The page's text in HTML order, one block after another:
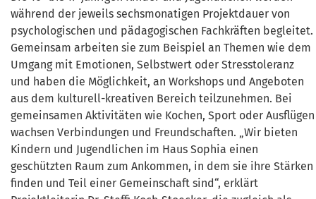
während der jeweils sechsmonatigen Projektdauer von
psychologischen und pädagogischen Fachkräften begleitet.
Gemeinsam arbeiten sie zum Beispiel an Themen wie dem
Umgang mit Emotionen, Selbstwert oder Stresstoleranz
und haben die Möglichkeit, an Workshops und Angeboten
aus dem kulturell-kreativen Bereich teilzunehmen. Bei
gemeinsamen Aktivitäten wie Kochen, Sport oder Ausflügen
wachsen Verbindungen und Freundschaften. „Wir bieten
Kindern und Jugendlichen im Haus Sophia einen
geschützten Raum zum Ankommen, in dem sie ihre Stärken
finden und Teil einer Gemeinschaft sind“, erklärt